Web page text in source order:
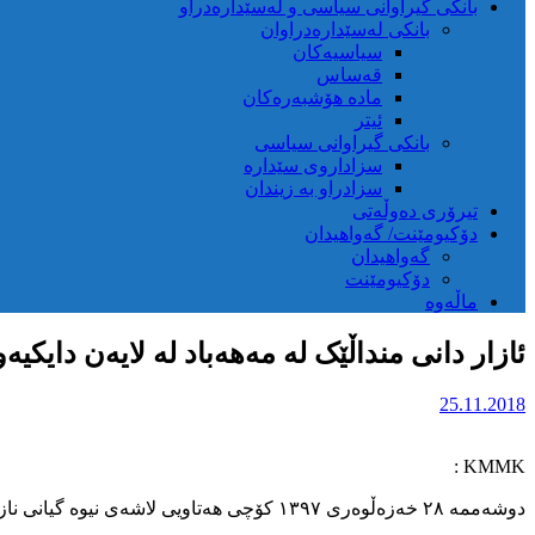
بانکی گیراوانی سیاسی و لەسێدارەدراو
بانکی لەسێدارەدراوان
سیاسیەکان
قەساس
مادە هۆشبەرەکان
ئیتر
بانکی گیراوانی سیاسی
سزاداروی سێدارە
سزادراو بە زیندان
تیرۆری دەوڵەتی
دۆکیومێنت/ گەواهیدان
گەواهیدان
دۆکیومێنت
ماڵەوە
ئازار دانی منداڵێک لە مەهەباد لە لایەن
25.11.2018
KMMK :
دوشەممە ۲۸ خەزەڵوەری ۱۳۹۷ کۆچی هەتاویی لاشەی نیوە گیانی نازەنین ، کچە کوردی ٦ ساڵانی خەڵکی مەهاباد بە هۆیی لێدان و پێدادان بە بێهۆشی دەگەیەنرێتە نەخۆشخانە .